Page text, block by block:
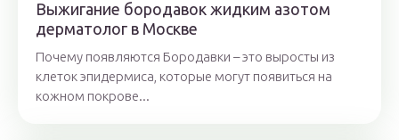
Выжигание бородавок жидким азотом
дерматолог в Москве
Почему появляются Бородавки – это выросты из
клеток эпидермиса, которые могут появиться на
кожном покрове...